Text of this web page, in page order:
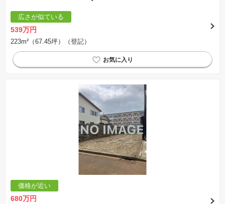
広さが似ている
539万円
223m²（67.45坪）（登記）
価格が近い
680万円